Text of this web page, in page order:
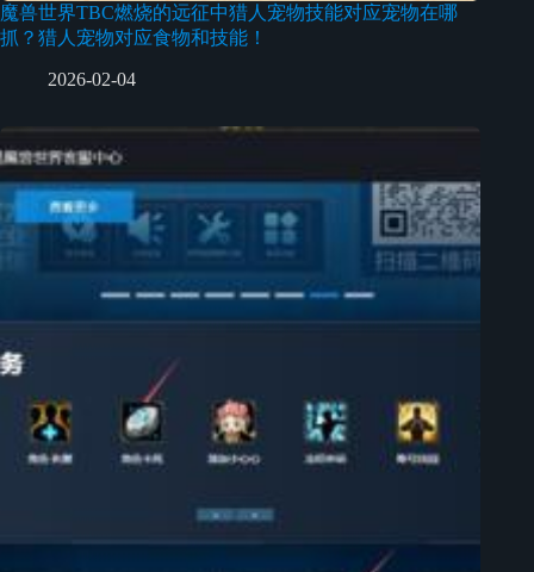
魔兽世界TBC燃烧的远征中猎人宠物技能对应宠物在哪
抓？猎人宠物对应食物和技能！
2026-02-04